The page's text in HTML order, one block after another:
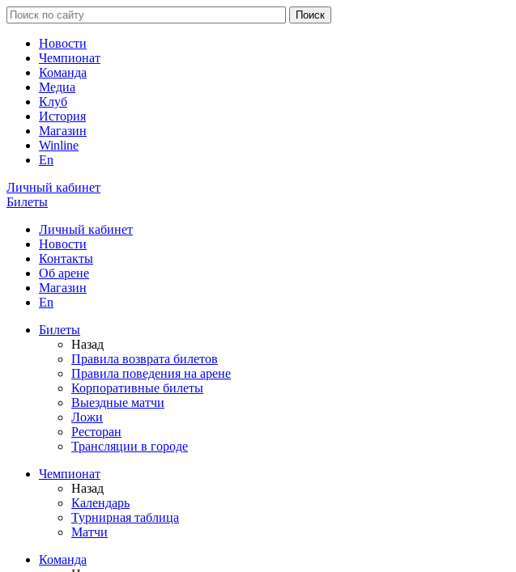
Новости
Чемпионат
Команда
Медиа
Клуб
История
Магазин
Winline
En
Личный кабинет
Билеты
Личный кабинет
Новости
Контакты
Об арене
Магазин
En
Билеты
Назад
Правила возврата билетов
Правила поведения на арене
Корпоративные билеты
Выездные матчи
Ложи
Ресторан
Трансляции в городе
Чемпионат
Назад
Календарь
Турнирная таблица
Матчи
Команда